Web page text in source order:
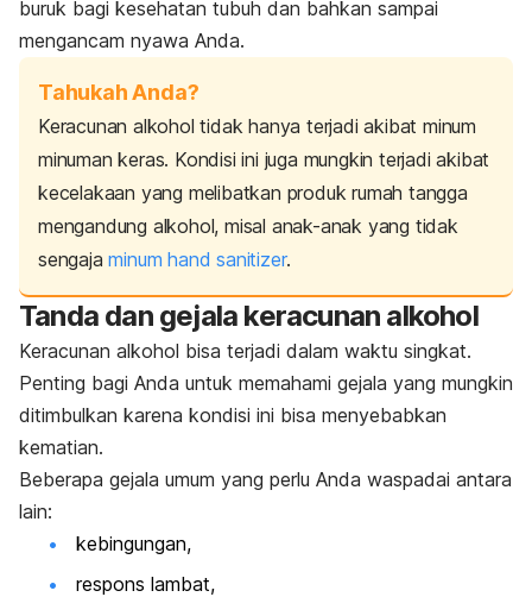
buruk bagi kesehatan tubuh dan bahkan sampai
mengancam nyawa Anda.
Tahukah Anda?
Keracunan alkohol tidak hanya terjadi akibat minum
minuman keras. Kondisi ini juga mungkin terjadi akibat
kecelakaan yang melibatkan produk rumah tangga
mengandung alkohol, misal anak-anak yang tidak
sengaja minum hand sanitizer.
Tanda dan gejala keracunan alkohol
Keracunan alkohol bisa terjadi dalam waktu singkat.
Penting bagi Anda untuk memahami gejala yang mungkin
ditimbulkan karena kondisi ini bisa menyebabkan
kematian.
Beberapa gejala umum yang perlu Anda waspadai antara
lain:
kebingungan,
respons lambat,